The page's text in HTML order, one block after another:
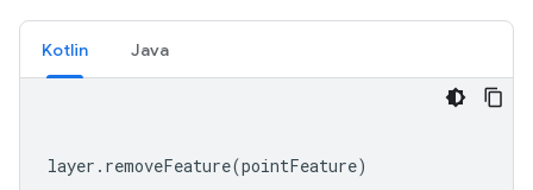
Kotlin Java
layer . removeFeature(pointFeature)